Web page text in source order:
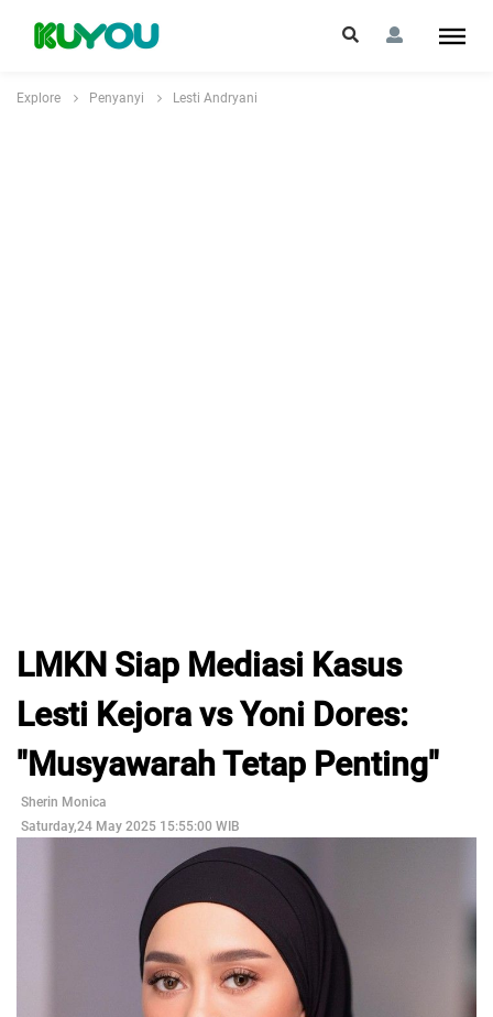
Explore Penyanyi Lesti Andryani
LMKN Siap Mediasi Kasus
Lesti Kejora vs Yoni Dores:
"Musyawarah Tetap Penting"
Sherin Monica
Saturday,24 May 2025 15:55:00 WIB